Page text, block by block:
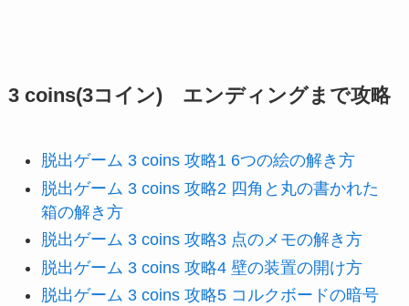
3 coins(3コイン) エンディングまで攻略
脱出ゲーム 3 coins 攻略1 6つの絵の解き方
脱出ゲーム 3 coins 攻略2 四角と丸の書かれた
箱の解き方
脱出ゲーム 3 coins 攻略3 点のメモの解き方
脱出ゲーム 3 coins 攻略4 壁の装置の開け方
脱出ゲーム 3 coins 攻略5 コルクボードの暗号